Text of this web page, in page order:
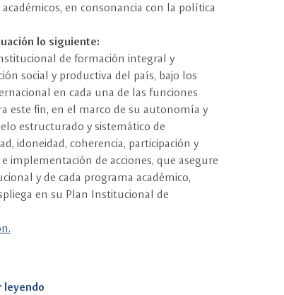
en consonancia con la política
lo siguiente:
de formación integral y
social y productiva del país, bajo los
en cada una de las funciones
este fin, en el marco de su autonomía y
estructurado y sistemático de
idoneidad, coherencia, participación y
implementación de acciones, que asegure
y de cada programa académico,
en su Plan Institucional de
leyendo